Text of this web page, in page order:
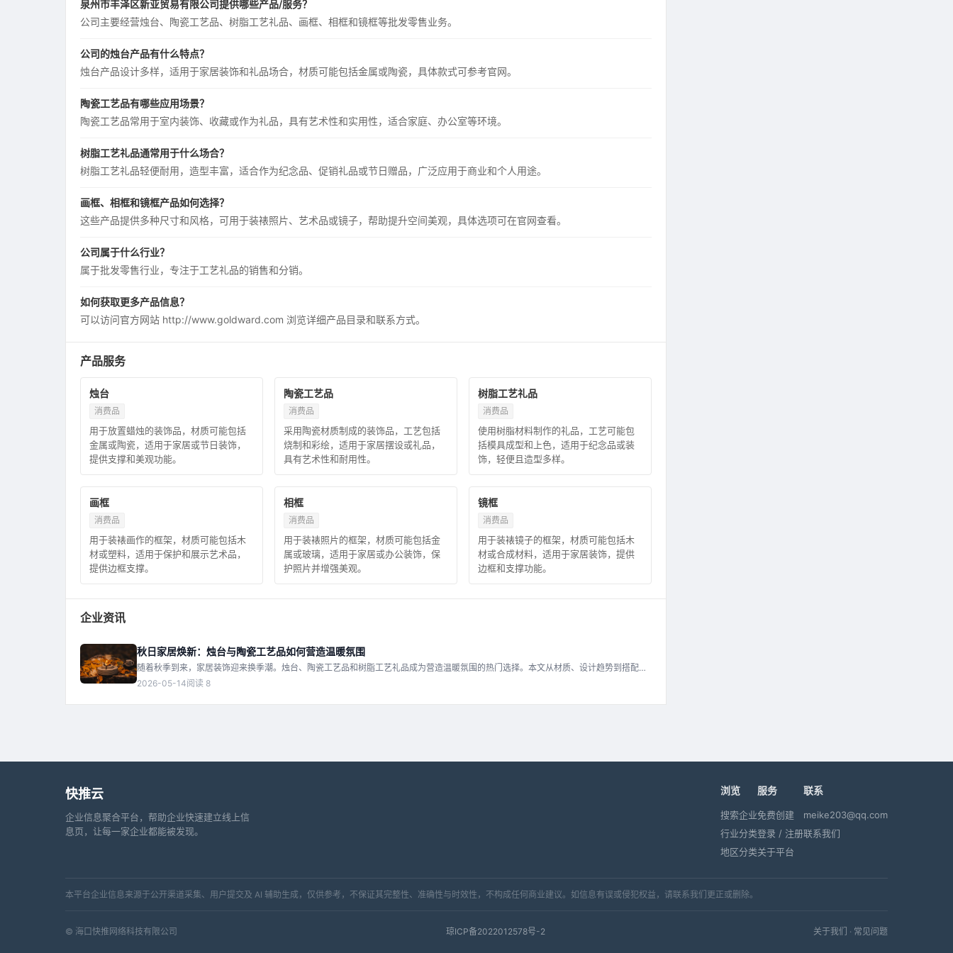
泉州市丰泽区新亚贸易有限公司提供哪些产品/服务？
公司主要经营烛台、陶瓷工艺品、树脂工艺礼品、画框、相框和镜框等批发零售业务。
公司的烛台产品有什么特点？
烛台产品设计多样，适用于家居装饰和礼品场合，材质可能包括金属或陶瓷，具体款式可参考官网。
陶瓷工艺品有哪些应用场景？
陶瓷工艺品常用于室内装饰、收藏或作为礼品，具有艺术性和实用性，适合家庭、办公室等环境。
树脂工艺礼品通常用于什么场合？
树脂工艺礼品轻便耐用，造型丰富，适合作为纪念品、促销礼品或节日赠品，广泛应用于商业和个人用途。
画框、相框和镜框产品如何选择？
这些产品提供多种尺寸和风格，可用于装裱照片、艺术品或镜子，帮助提升空间美观，具体选项可在官网查看。
公司属于什么行业？
属于批发零售行业，专注于工艺礼品的销售和分销。
如何获取更多产品信息？
可以访问官方网站 http://www.goldward.com 浏览详细产品目录和联系方式。
产品服务
烛台
消费品
用于放置蜡烛的装饰品，材质可能包括
金属或陶瓷，适用于家居或节日装饰，
提供支撑和美观功能。
陶瓷工艺品
消费品
采用陶瓷材质制成的装饰品，工艺包括
烧制和彩绘，适用于家居摆设或礼品，
具有艺术性和耐用性。
树脂工艺礼品
消费品
使用树脂材料制作的礼品，工艺可能包
括模具成型和上色，适用于纪念品或装
饰，轻便且造型多样。
画框
消费品
用于装裱画作的框架，材质可能包括木
材或塑料，适用于保护和展示艺术品，
提供边框支撑。
相框
消费品
用于装裱照片的框架，材质可能包括金
属或玻璃，适用于家居或办公装饰，保
护照片并增强美观。
镜框
消费品
用于装裱镜子的框架，材质可能包括木
材或合成材料，适用于家居装饰，提供
边框和支撑功能。
企业资讯
秋日家居焕新：烛台与陶瓷工艺品如何营造温暖氛围
随着秋季到来，家居装饰迎来换季潮。烛台、陶瓷工艺品和树脂工艺礼品成为营造温暖氛围的热门选择。本文从材质、设计趋势到搭配技
巧，解析这些品类如何为秋日家居增添格调，并分享选购要点。
2026-05-14阅读 8
快推云
企业信息聚合平台，帮助企业快速建立线上信
息页，让每一家企业都能被发现。
浏览
搜索企业
行业分类
地区分类
服务
免费创建
登录 / 注册
关于平台
联系
meike203@qq.com
联系我们
本平台企业信息来源于公开渠道采集、用户提交及 AI 辅助生成，仅供参考，不保证其完整性、准确性与时效性，不构成任何商业建议。如信息有误或侵犯权益，请联系我们更正或删除。
© 海口快推网络科技有限公司 琼ICP备2022012578号-2 关于我们 · 常见问题